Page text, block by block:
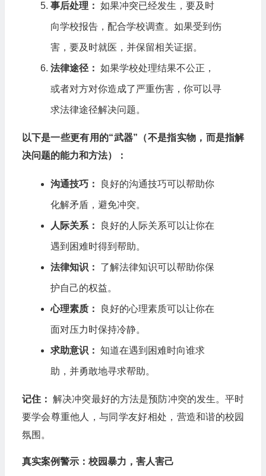
事后处理： 如果冲突已经发生，要及时
向学校报告，配合学校调查。如果受到伤
害，要及时就医，并保留相关证据。
法律途径： 如果学校处理结果不公正，
或者对方对你造成了严重伤害，你可以寻
求法律途径解决问题。
以下是一些更有用的“武器”（不是指实物，而是指解
决问题的能力和方法）：
沟通技巧： 良好的沟通技巧可以帮助你
化解矛盾，避免冲突。
人际关系： 良好的人际关系可以让你在
遇到困难时得到帮助。
法律知识： 了解法律知识可以帮助你保
护自己的权益。
心理素质： 良好的心理素质可以让你在
面对压力时保持冷静。
求助意识： 知道在遇到困难时向谁求
助，并勇敢地寻求帮助。
记住： 解决冲突最好的方法是预防冲突的发生。平时
要学会尊重他人，与同学友好相处，营造和谐的校园
氛围。
真实案例警示：校园暴力，害人害己